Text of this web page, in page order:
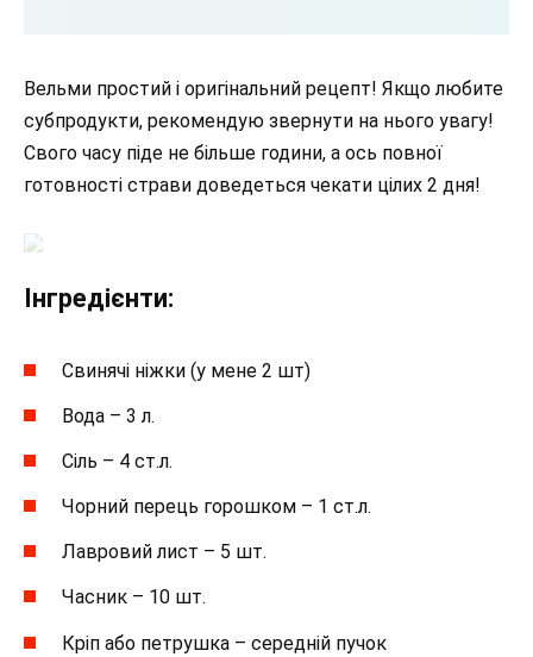
Вельми простий і оригінальний рецепт! Якщо любите
субпродукти, рекомендую звернути на нього увагу!
Свого часу піде не більше години, а ось повної
готовності страви доведеться чекати цілих 2 дня!
Інгредієнти:
Свинячі ніжки (у мене 2 шт)
Вода – 3 л.
Сіль – 4 ст.л.
Чорний перець горошком – 1 ст.л.
Лавровий лист – 5 шт.
Часник – 10 шт.
Кріп або петрушка – середній пучок